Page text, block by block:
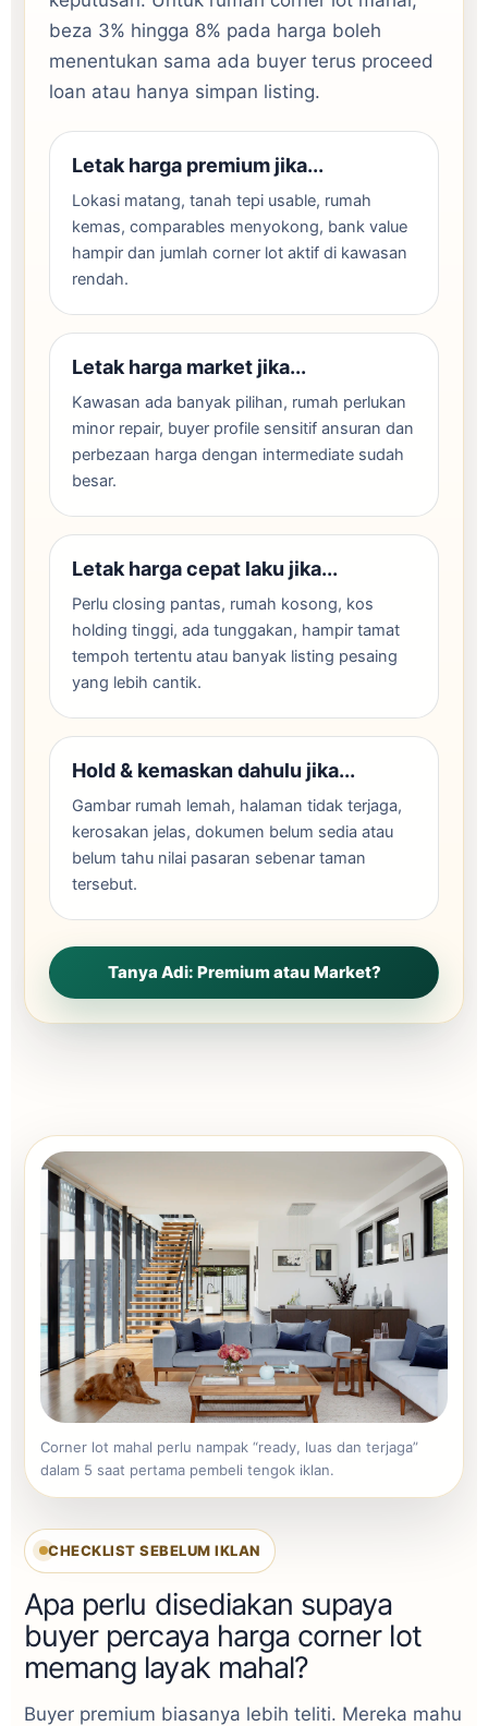
beza 3% hingga 8% pada harga boleh
menentukan sama ada buyer terus proceed
loan atau hanya simpan listing.
Letak harga premium jika...
Lokasi matang, tanah tepi usable, rumah
kemas, comparables menyokong, bank value
hampir dan jumlah corner lot aktif di kawasan
rendah.
Letak harga market jika...
Kawasan ada banyak pilihan, rumah perlukan
minor repair, buyer profile sensitif ansuran dan
perbezaan harga dengan intermediate sudah
besar.
Letak harga cepat laku jika...
Perlu closing pantas, rumah kosong, kos
holding tinggi, ada tunggakan, hampir tamat
tempoh tertentu atau banyak listing pesaing
yang lebih cantik.
Hold & kemaskan dahulu jika...
Gambar rumah lemah, halaman tidak terjaga,
kerosakan jelas, dokumen belum sedia atau
belum tahu nilai pasaran sebenar taman
tersebut.
Tanya Adi: Premium atau Market?
Corner lot mahal perlu nampak “ready, luas dan terjaga”
dalam 5 saat pertama pembeli tengok iklan.
CHECKLIST SEBELUM IKLAN
Apa perlu disediakan supaya
buyer percaya harga corner lot
memang layak mahal?
Buyer premium biasanya lebih teliti. Mereka mahu